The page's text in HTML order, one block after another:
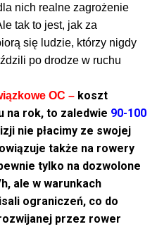
nich realne zagrożenie
tak to jest, jak za
się ludzie, którzy nigdy
po drodze w ruchu
OC – koszt
na rok, to zaledwie 90-100
nie płacimy ze swojej
także na rowery
tylko na dozwolone
ale w warunkach
ograniczeń, co do
przez rower